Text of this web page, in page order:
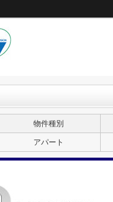
物件種別
アパート